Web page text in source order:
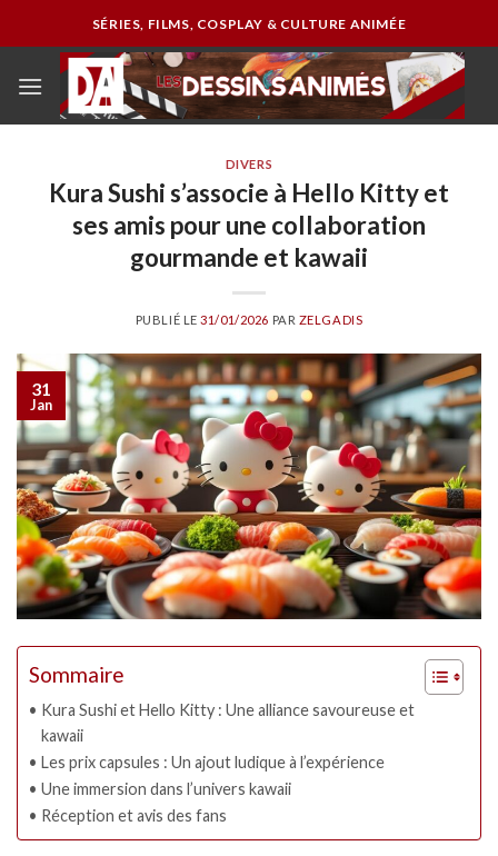
SÉRIES, FILMS, COSPLAY & CULTURE ANIMÉE
DIVERS
Kura Sushi s’associe à Hello Kitty et
ses amis pour une collaboration
gourmande et kawaii
PUBLIÉ LE31/01/2026 PAR ZELGADIS
31
Jan
Sommaire
Kura Sushi et Hello Kitty : Une alliance savoureuse et
kawaii
Les prix capsules : Un ajout ludique à l’expérience
Une immersion dans l’univers kawaii
Réception et avis des fans